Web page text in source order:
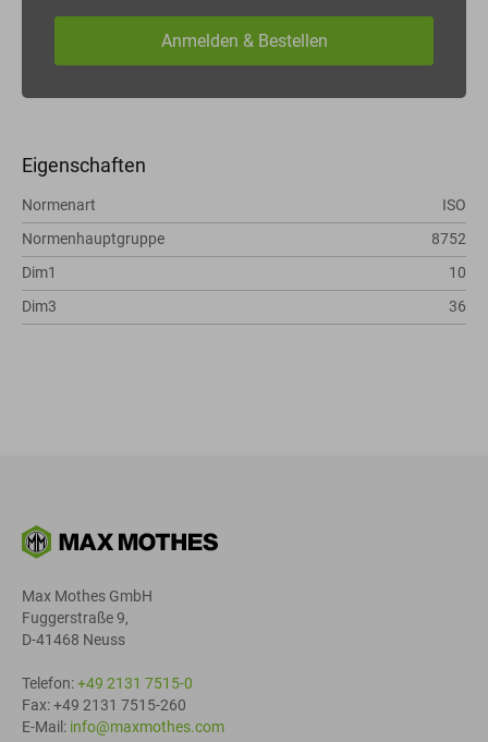
Eigenschaften
Normenart
ISO
Normenhauptgruppe
8752
Dim1
10
Dim3
36
Max Mothes GmbH
Fuggerstraße 9,
D-41468 Neuss
Telefon:+49 2131 7515-0
Fax: +49 2131 7515-260
E-Mail: info@maxmothes.com